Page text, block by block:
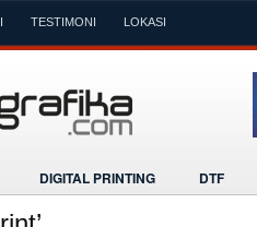
TESTIMONI LOKASI
DIGITAL PRINTING DTF